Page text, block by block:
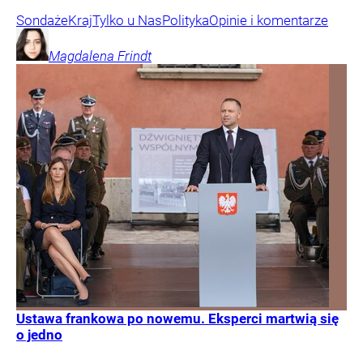
SondażeKrajTylko u NasPolitykaOpinie i komentarze
Magdalena Frindt
Ustawa frankowa po nowemu. Eksperci martwią się
o jedno